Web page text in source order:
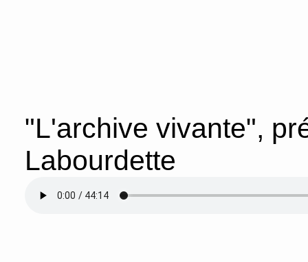
"L'archive vivante",
Labourdette